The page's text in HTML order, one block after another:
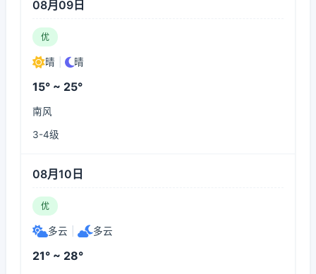
08月09日
优
晴 晴
15° ~ 25°
南风
3-4级
08月10日
优
多云 多云
21° ~ 28°